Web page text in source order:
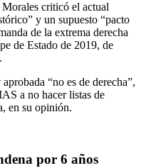
criticó el actual
y un supuesto “pacto
de la extrema derecha
de Estado de 2019, de
“no es de derecha”,
a no hacer listas de
en su opinión.
por 6 años